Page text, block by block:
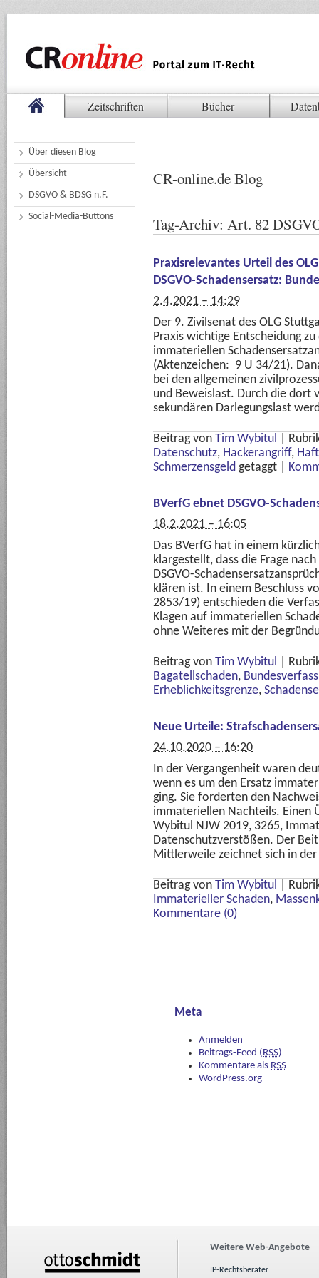
Zeitschriften Bücher
Über diesen Blog
Übersicht
DSGVO & BDSG n.F.
Social-Media-Buttons
CR-online.de Blog
Tag-Archiv: Art. 82
Praxisrelevantes Urteil des
DSGVO-Schadensersatz:
2.4.2021 – 14:29
Der 9. Zivilsenat des OLG
Praxis wichtige Entscheidung
immateriellen
(Aktenzeichen: 9 U 34/21).
bei den allgemeinen
und Beweislast. Durch die dort
sekundären Darlegungslast
Beitrag von Tim Wybitul
Datenschutz, Hackerangriff,
Schmerzensgeld getaggt
BVerfG ebnet DSGVO-
18.2.2021 – 16:05
Das BVerfG hat in einem
klargestellt, dass die Frage
DSGVO-
klären ist. In einem Beschluss
2853/19) entschieden die
Klagen auf immateriellen
ohne Weiteres mit der
Beitrag von Tim Wybitul
Bagatellschaden,
Erheblichkeitsgrenze,
Neue Urteile:
24.10.2020 – 16:20
In der Vergangenheit waren
wenn es um den Ersatz
ging. Sie forderten den
immateriellen Nachteils. Einen
Wybitul NJW 2019, 3265,
Datenschutzverstößen. Der
Mittlerweile zeichnet sich in
Beitrag von Tim Wybitul
Immaterieller Schaden,
Kommentare (0)
Meta
Anmelden
Beitrags-Feed (RSS)
Kommentare als RSS
WordPress.org
Weitere Web-Angebote
IP-Rechtsberater